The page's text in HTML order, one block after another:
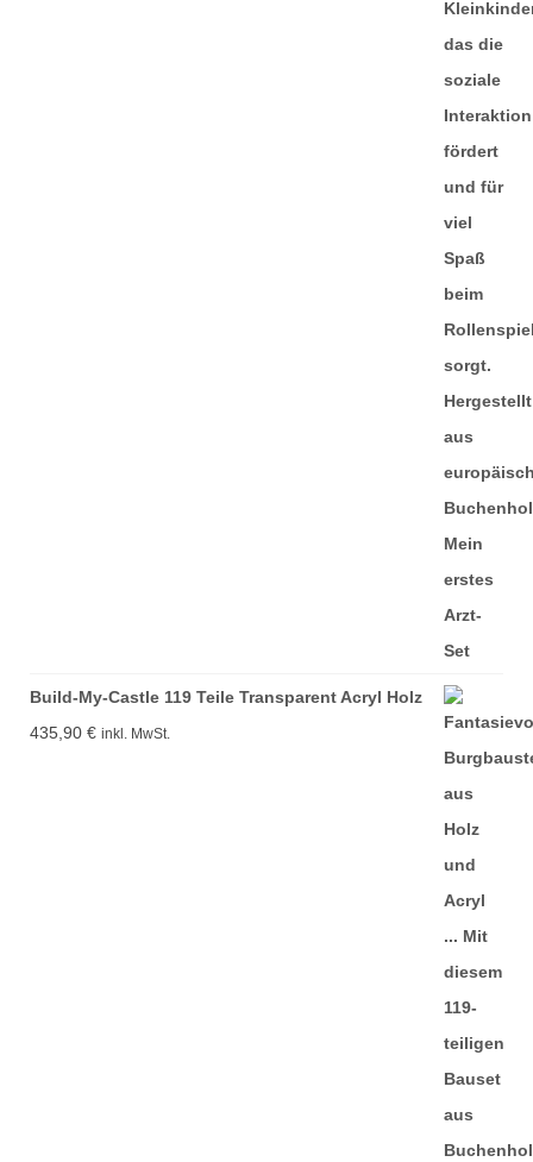
Build-My-Castle 119 Teile Transparent Acryl Holz
435,90 € inkl. MwSt.